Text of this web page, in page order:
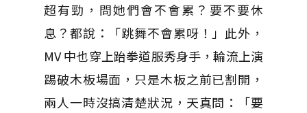
超有勁，問她們會不會累？要不要休
息？都說：「跳舞不會累呀！」此外，
MV 中也穿上跆拳道服秀身手，輪流上演
踢破木板場面，只是木板之前已割開，
兩人一時沒搞清楚狀況，天真問：「要